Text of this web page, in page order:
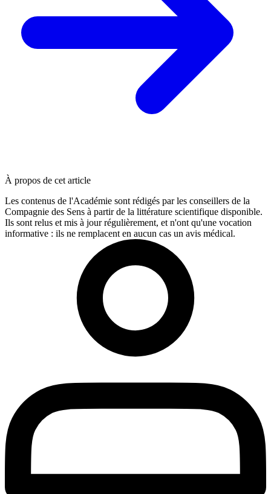
À propos de cet article
Les contenus de l'Académie sont rédigés par les conseillers de la
Compagnie des Sens à partir de la littérature scientifique disponible.
Ils sont relus et mis à jour régulièrement, et n'ont qu'une vocation
informative : ils ne remplacent en aucun cas un avis médical.